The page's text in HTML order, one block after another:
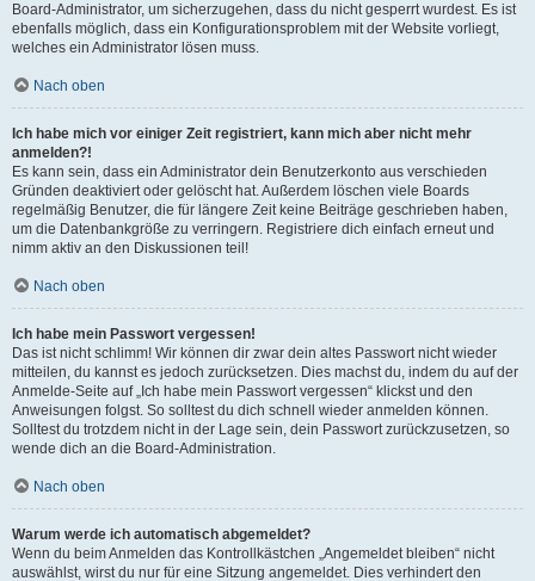
Board-Administrator, um sicherzugehen, dass du nicht gesperrt wurdest. Es ist
ebenfalls möglich, dass ein Konfigurationsproblem mit der Website vorliegt,
welches ein Administrator lösen muss.
Nach oben
Ich habe mich vor einiger Zeit registriert, kann mich aber nicht mehr
anmelden?!
Es kann sein, dass ein Administrator dein Benutzerkonto aus verschieden
Gründen deaktiviert oder gelöscht hat. Außerdem löschen viele Boards
regelmäßig Benutzer, die für längere Zeit keine Beiträge geschrieben haben,
um die Datenbankgröße zu verringern. Registriere dich einfach erneut und
nimm aktiv an den Diskussionen teil!
Nach oben
Ich habe mein Passwort vergessen!
Das ist nicht schlimm! Wir können dir zwar dein altes Passwort nicht wieder
mitteilen, du kannst es jedoch zurücksetzen. Dies machst du, indem du auf der
Anmelde-Seite auf „Ich habe mein Passwort vergessen“ klickst und den
Anweisungen folgst. So solltest du dich schnell wieder anmelden können.
Solltest du trotzdem nicht in der Lage sein, dein Passwort zurückzusetzen, so
wende dich an die Board-Administration.
Nach oben
Warum werde ich automatisch abgemeldet?
Wenn du beim Anmelden das Kontrollkästchen „Angemeldet bleiben“ nicht
auswählst, wirst du nur für eine Sitzung angemeldet. Dies verhindert den